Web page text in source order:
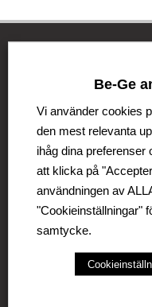
Be-Ge
Be-Ge Koncernen är
verksamhet i
Litauen,
omfattar
Be-Ge Component
Division.
Be-Ge
Vi använder cookies
den mest relevanta
ihåg dina preferenser
att klicka på
användningen av
"Cookieinställningar"
samtycke.